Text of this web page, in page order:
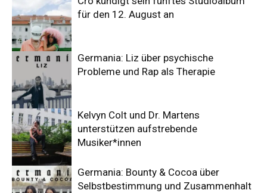
für den 12. August an
Germania: Liz über psychische
Probleme und Rap als Therapie
Kelvyn Colt und Dr. Martens
unterstützen aufstrebende
Musiker*innen
Germania: Bounty & Cocoa über
Selbstbestimmung und Zusammenhalt